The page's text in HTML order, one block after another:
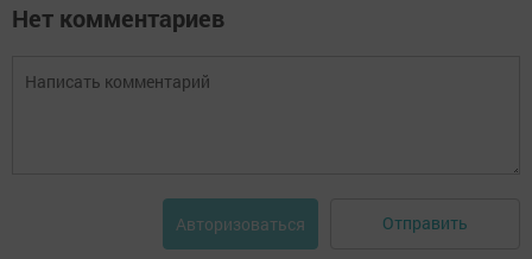
Нет комментариев
Авторизоваться Отправить